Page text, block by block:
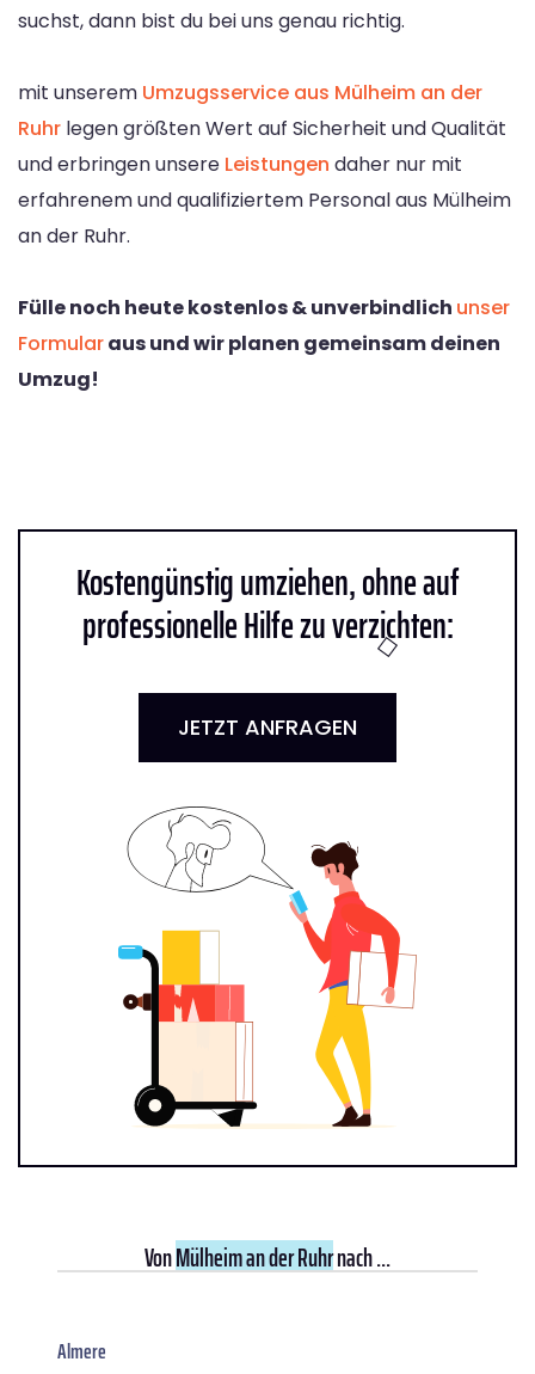
suchst, dann bist du bei uns genau richtig.
mit unserem Umzugsservice aus Mülheim an der
Ruhr legen größten Wert auf Sicherheit und Qualität
und erbringen unsere Leistungen daher nur mit
erfahrenem und qualifiziertem Personal aus Mülheim
an der Ruhr.
Fülle noch heute kostenlos & unverbindlich unser
Formularaus und wir planen gemeinsam deinen
Umzug!
Kostengünstig umziehen, ohne auf
professionelle Hilfe zu verzichten:
JETZT ANFRAGEN
VonMülheim an der Ruhrnach ...
Almere